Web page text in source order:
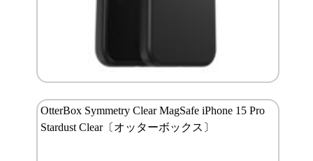
OtterBox Symmetry Clear MagSafe iPhone 15 Pro
Stardust Clear〔オッターボックス〕